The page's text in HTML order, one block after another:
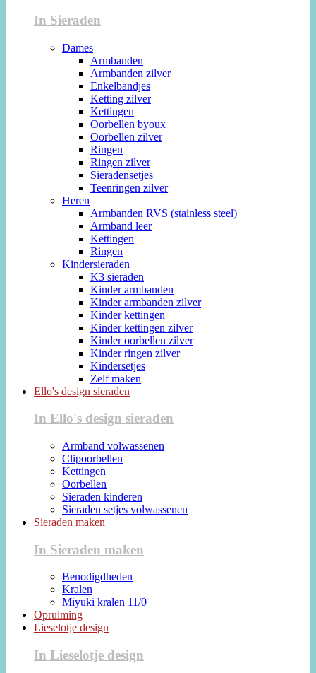
In Sieraden
Dames
Armbanden
Armbanden zilver
Enkelbandjes
Ketting zilver
Kettingen
Oorbellen byoux
Oorbellen zilver
Ringen
Ringen zilver
Sieradensetjes
Teenringen zilver
Heren
Armbanden RVS (stainless steel)
Armband leer
Kettingen
Ringen
Kindersieraden
K3 sieraden
Kinder armbanden
Kinder armbanden zilver
Kinder kettingen
Kinder kettingen zilver
Kinder oorbellen zilver
Kinder ringen zilver
Kindersetjes
Zelf maken
Ello's design sieraden
In Ello's design sieraden
Armband volwassenen
Clipoorbellen
Kettingen
Oorbellen
Sieraden kinderen
Sieraden setjes volwassenen
Sieraden maken
In Sieraden maken
Benodigdheden
Kralen
Miyuki kralen 11/0
Opruiming
Lieselotje design
In Lieselotje design